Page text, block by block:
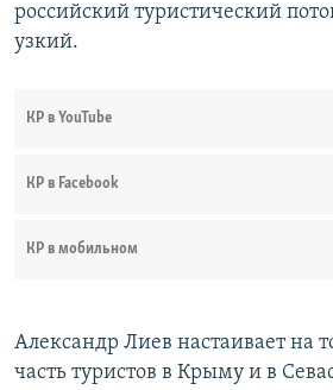
российский туристический
узкий.
КР в YouTube
КР в Facebook
КР в мобильном
Александр Лиев настаивает на
часть туристов в Крыму и в